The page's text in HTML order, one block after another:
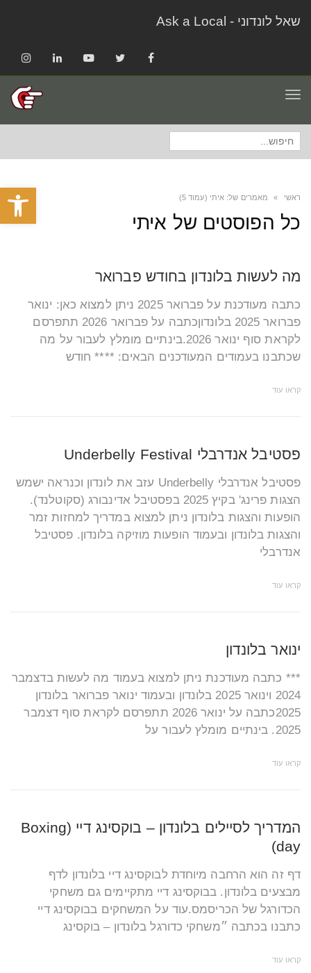
פתח
שאל לונדוני - Ask a Local
Facebook
Twitter
YouTube
LinkedIn
Instagram
תפריט
חיפוש
ראשי » מאמרים של: איתי (עמוד 5)
כל הפוסטים של איתי
מה לעשות בלונדון בחודש פברואר
כתבה מעודכנת על פברואר 2025 ניתן למצוא כאן: ינואר
פברואר 2025 בלונדוןכתבה על פברואר 2026 תתפרסם
לקראת סוף ינואר 2026.בינתיים מומלץ לעבור על מה
שכתבנו בעמודים המעודכנים הבאים: **** חודש
קראו עוד
פסטיבל אנדרבלי Underbelly Festival
פסטיבל אנדרבלי Underbelly עזב את לונדון וכנראה ישמש
הצגות פרינג' בקיץ 2025 בפסטיבל אדינבורג (סקוטלנד).
הופעות והצגות בלונדון ניתן למצוא במדריך למחזות זמר
והצגות בלונדון ובעמוד הופעות מוזיקה בלונדון. פסטיבל
אנדרבלי
קראו עוד
ינואר בלונדון
*** כתבה מעודכנת ניתן למצוא בעמוד מה לעשות בדצמבר
2024 וינואר 2025 בלונדון ובעמוד ינואר פברואר בלונדון
2025כתבה על ינואר 2026 תתפרסם לקראת סוף דצמבר
2025. בינתיים מומלץ לעבור על
קראו עוד
המדריך לסיילים בלונדון – בוקסינג דיי (Boxing
day)
דף זה הוא הרחבה מיוחדת לבוקסינג דיי בלונדון לדף
מבצעים בלונדון. בבוקסינג דיי מתקיימים גם משחקי
הכדורגל של הכריסמס.עוד על המשחקים בבוקסינג דיי
כתבנו בכתבה ״משחקי כדורגל בלונדון – בוקסינג
קראו עוד